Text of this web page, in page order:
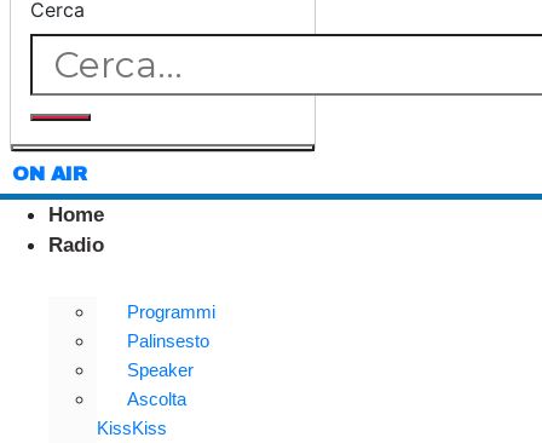
Cerca
ON AIR
Home
Radio
Programmi
Palinsesto
Speaker
Ascolta
KissKiss